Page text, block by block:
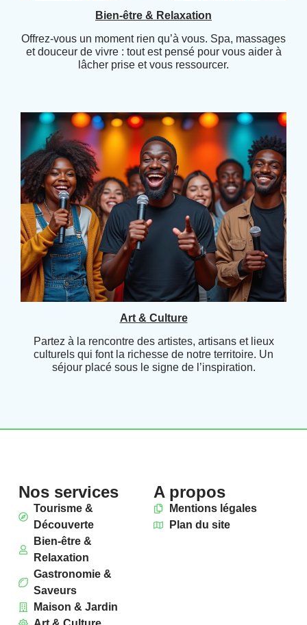
Bien-être & Relaxation
Offrez-vous un moment rien qu’à vous. Spa, massages
et douceur de vivre : tout est pensé pour vous aider à
lâcher prise et vous ressourcer.
Art & Culture
Partez à la rencontre des artistes, artisans et lieux
culturels qui font la richesse de notre territoire. Un
séjour placé sous le signe de l’inspiration.
Nos services
Tourisme &
Découverte
Bien-être &
Relaxation
Gastronomie &
Saveurs
Maison & Jardin
A propos
Mentions légales
Plan du site